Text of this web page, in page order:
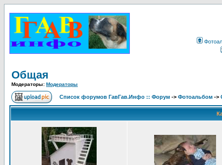
Общая
Модераторы: Модераторы
Список форумов ГавГав.Инфо :: Форум -> Фотоальбом ->